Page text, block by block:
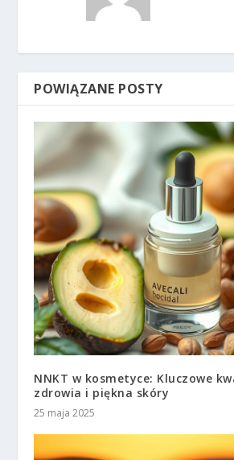
POWIĄZANE POSTY
NNKT w kosmetyce: Kluczowe
zdrowia i piękna skóry
25 maja 2025